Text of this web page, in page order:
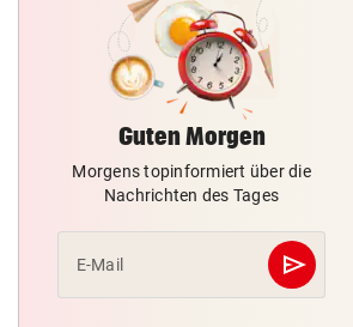
Guten Morgen
Morgens topinformiert über die
Nachrichten des Tages
E-Mail send